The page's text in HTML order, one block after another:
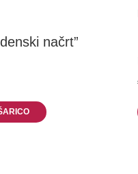
načrt”
multiple
options